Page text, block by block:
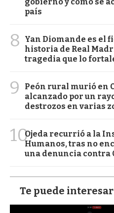
país
8
Yan Diomande es el
historia de Real
tragedia que lo
9
Peón rural murió en
alcanzado por un
destrozos en varias
10Ojeda recurrió a la
Humanos, tras no
una denuncia contra
Te puede interesar